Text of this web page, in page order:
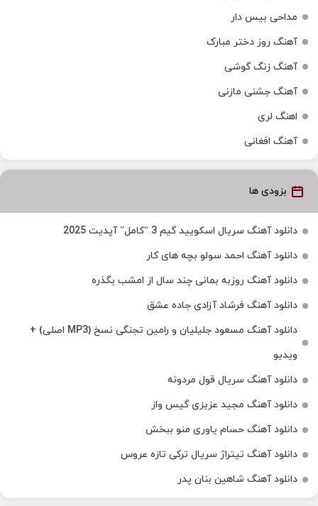
مداحی بیس دار
آهنگ روز دختر مبارک
آهنگ زنگ گوشی
آهنگ جشنی مازنی
اهنگ لری
آهنگ افغانی
بزودی ها
دانلود آهنگ سریال اسکویید گیم 3 “کامل” آپدیت 2025
دانلود آهنگ احمد سولو بچه های کار
دانلود آهنگ روزبه بمانی چند سال از امشب بگذره
دانلود آهنگ فرشاد آزادی جاده عشق
دانلود آهنگ مسعود جلیلیان و رامین تجنگی نسخ (MP3 اصلی) +
ویدیو
دانلود آهنگ سریال قول مردونه
دانلود آهنگ مجید عزیزی گیس واز
دانلود آهنگ حسام یاوری منو ببخش
دانلود آهنگ تیتراژ سریال ترکی تازه عروس
دانلود آهنگ شاهین بنان پدر